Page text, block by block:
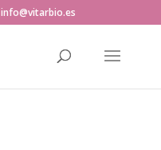
info@vitarbio.es